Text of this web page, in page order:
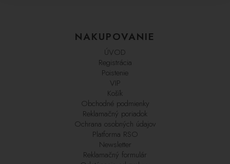
NAKUPOVANIE
ÚVOD
Registrácia
Poistenie
VIP
Košík
Obchodné podmienky
Reklamačný poriadok
Ochrana osobných údajov
Platforma RSO
Newsletter
Reklamačný formulár